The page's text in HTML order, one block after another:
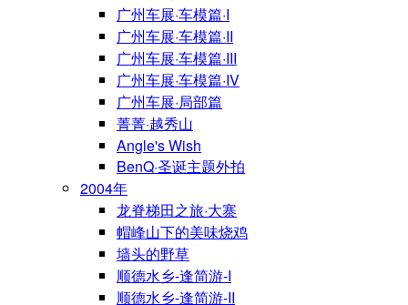
广州车展·车模篇·I
广州车展·车模篇·II
广州车展·车模篇·III
广州车展·车模篇·IV
广州车展·局部篇
菁菁·越秀山
Angle's Wish
BenQ·圣诞主题外拍
2004年
龙脊梯田之旅·大寨
帽峰山下的美味烧鸡
墙头的野草
顺德水乡-逢简游-I
顺德水乡-逢简游-II